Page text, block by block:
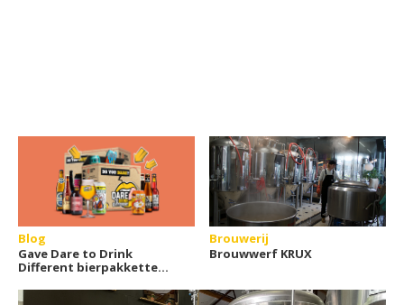
Blog
Gave Dare to Drink
Different bierpakketten
Brouwerij
Brouwwerf KRUX